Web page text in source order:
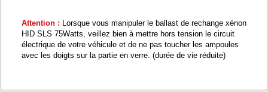
Attention : Lorsque vous manipuler le ballast de rechange xénon
HID SLS 75Watts, veillez bien à mettre hors tension le circuit
électrique de votre véhicule et de ne pas toucher les ampoules
avec les doigts sur la partie en verre. (durée de vie réduite)